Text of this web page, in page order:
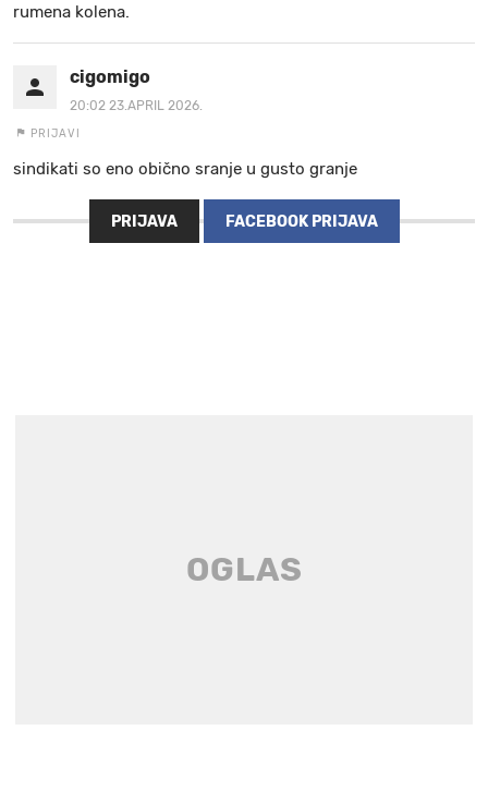
rumena kolena.
cigomigo
20:02 23.APRIL 2026.
PRIJAVI
sindikati so eno obično sranje u gusto granje
PRIJAVA FACEBOOK PRIJAVA